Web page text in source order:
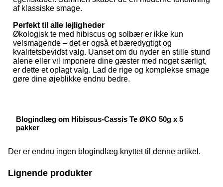
af klassiske smage.
Perfekt til alle lejligheder
Økologisk te med hibiscus og solbær er ikke kun
velsmagende – det er også et bæredygtigt og
kvalitetsbevidst valg. Uanset om du nyder en stille stund
alene eller vil imponere dine gæster med noget særligt,
er dette et oplagt valg. Lad de rige og komplekse smage
gøre dine øjeblikke endnu bedre.
Blogindlæg om Hibiscus-Cassis Te ØKO 50g x 5
pakker
Der er endnu ingen blogindlæg knyttet til denne artikel.
Lignende produkter